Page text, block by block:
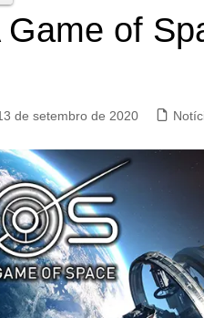
Game of
de setembro de 2020